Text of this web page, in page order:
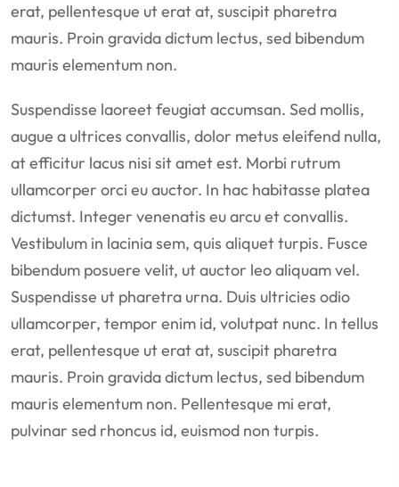
erat, pellentesque ut erat at, suscipit pharetra
mauris. Proin gravida dictum lectus, sed bibendum
mauris elementum non.
Suspendisse laoreet feugiat accumsan. Sed mollis,
augue a ultrices convallis, dolor metus eleifend nulla,
at efficitur lacus nisi sit amet est. Morbi rutrum
ullamcorper orci eu auctor. In hac habitasse platea
dictumst. Integer venenatis eu arcu et convallis.
Vestibulum in lacinia sem, quis aliquet turpis. Fusce
bibendum posuere velit, ut auctor leo aliquam vel.
Suspendisse ut pharetra urna. Duis ultricies odio
ullamcorper, tempor enim id, volutpat nunc. In tellus
erat, pellentesque ut erat at, suscipit pharetra
mauris. Proin gravida dictum lectus, sed bibendum
mauris elementum non. Pellentesque mi erat,
pulvinar sed rhoncus id, euismod non turpis.